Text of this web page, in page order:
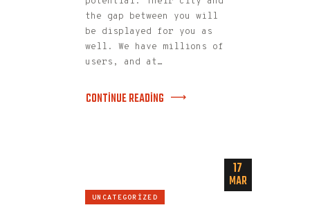
the gap between you will
be displayed for you as
well. We have millions of
users, and at…
CONTINUE READING
17
MAR
UNCATEGORIZED